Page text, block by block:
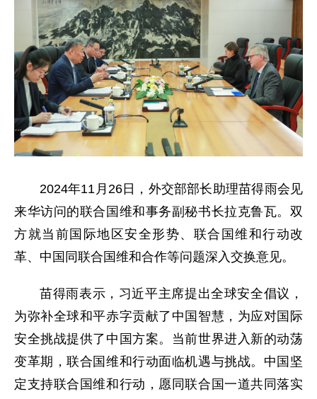
2024年11月26日，外交部部长助理苗得雨会见
来华访问的联合国维和事务副秘书长拉克鲁瓦。双
方就当前国际地区安全形势、联合国维和行动改
革、中国同联合国维和合作等问题深入交换意见。
苗得雨表示，习近平主席提出全球安全倡议，
为弥补全球和平赤字贡献了中国智慧，为应对国际
安全挑战提供了中国方案。当前世界进入新的动荡
变革期，联合国维和行动面临机遇与挑战。中国坚
定支持联合国维和行动，愿同联合国一道共同落实